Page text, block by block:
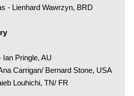
- Lienhard Wawrzyn, BRD
Pringle, AU
Carrigan/ Bernard Stone, USA
Louhichi, TN/ FR